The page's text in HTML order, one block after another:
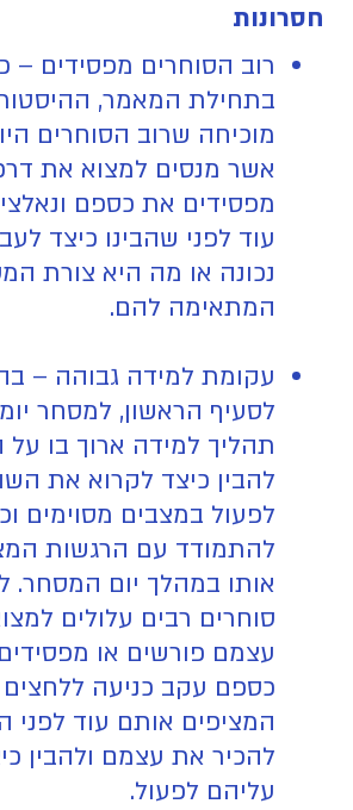
חסרונות
רוב הסוחרים מפסידים –
בתחילת המאמר,
מוכיחה שרוב הסוחרים
אשר מנסים למצוא את
מפסידים את כספם
עוד לפני שהבינו כיצד
נכונה או מה היא צורת
המתאימה להם.
עקומת למידה גבוהה –
לסעיף הראשון, למסחר
תהליך למידה ארוך בו על
להבין כיצד לקרוא את
לפעול במצבים מסוימים
להתמודד עם הרגשות
אותו במהלך יום המסחר.
סוחרים רבים עלולים
עצמם פורשים או
כספם עקב כניעה ללחצים
המציפים אותם עוד לפני
להכיר את עצמם ולהבין
עליהם לפעול.